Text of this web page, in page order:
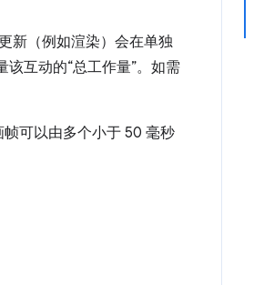
新（例如渲染）会在单独
互动的“总工作量”。如需
可以由多个小于 50 毫秒